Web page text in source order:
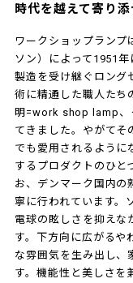
時代を越えて寄り
ワークショップラン
ソン）によって1951
製造を受け継ぐロング
術に精通した職人たち
明=work shop lamp、
てきました。やがてそ
でも愛用されるように
するプロダクトのひと
お、デンマーク国内の
寧に行われています。
電球の眩しさを抑えな
す。下方向に広がるや
な雰囲気を生み出し、
す。機能性と美しさを